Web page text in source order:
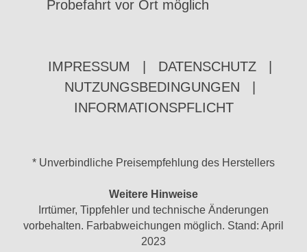
Probefahrt vor Ort möglich
IMPRESSUM DATENSCHUTZ
NUTZUNGSBEDINGUNGEN
INFORMATIONSPFLICHT
* Unverbindliche Preisempfehlung des Herstellers
Weitere Hinweise
Irrtümer, Tippfehler und technische Änderungen
vorbehalten. Farbabweichungen möglich. Stand: April
2023